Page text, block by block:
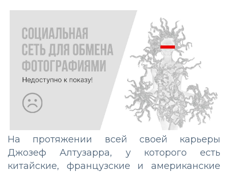
На протяжении всей своей карьеры
Джозеф Алтузарра, у которого есть
китайские, французские и американские